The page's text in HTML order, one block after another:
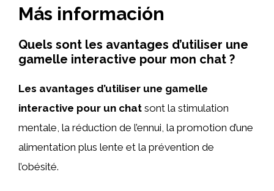
Más información
Quels sont les avantages d’utiliser une
gamelle interactive pour mon chat ?
Les avantages d’utiliser une gamelle
interactive pour un chat sont la stimulation
mentale, la réduction de l’ennui, la promotion d’une
alimentation plus lente et la prévention de
l’obésité.